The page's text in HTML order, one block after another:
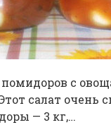
помидоров с
салат очень
— 3 кг,…